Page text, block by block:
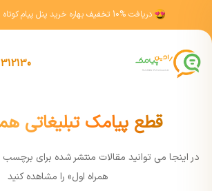
دریافت 10% تخفیف بهاره خرید پنل پیام کوتاه
قطع پیامک تبلیغاتی
در اينجا مي توانيد مقالات منتشر شده برای
همراه اول» را مشاهده کنيد